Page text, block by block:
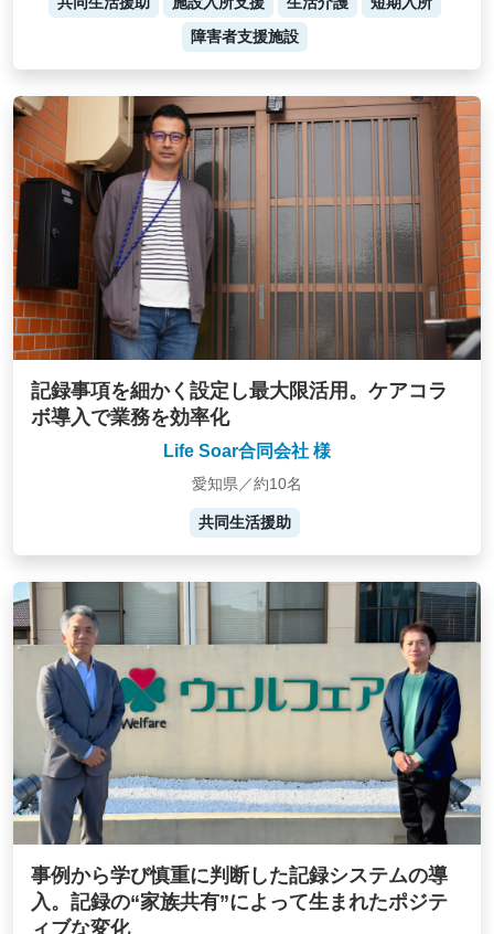
障害者支援施設
記録事項を細かく設定し最大限活用。ケアコラ
ボ導入で業務を効率化
Life Soar合同会社 様
愛知県／約10名
共同生活援助
事例から学び慎重に判断した記録システムの導
入。記録の“家族共有”によって生まれたポジテ
ィブな変化